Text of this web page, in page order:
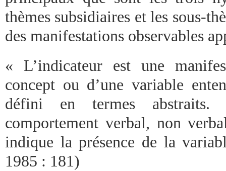
thèmes subsidiaires et les sous-
des manifestations observables
« L’indicateur est une
concept ou d’une variable
défini en termes
comportement verbal, non
indique la présence de la
1985 : 181)